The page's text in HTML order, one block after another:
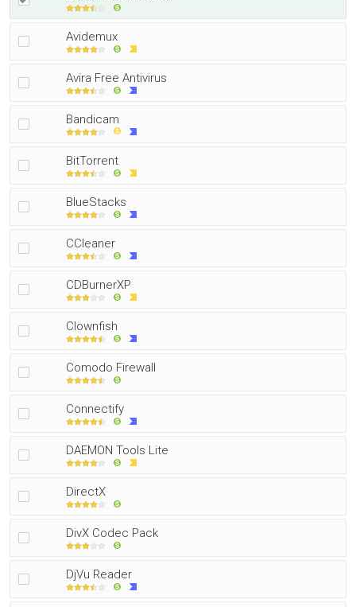
Avidemux
Avira Free Antivirus
Bandicam
BitTorrent
BlueStacks
CCleaner
CDBurnerXP
Clownfish
Comodo Firewall
Connectify
DAEMON Tools Lite
DirectX
DivX Codec Pack
DjVu Reader